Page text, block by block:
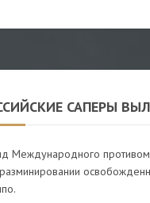
САПЕРЫ
Международного